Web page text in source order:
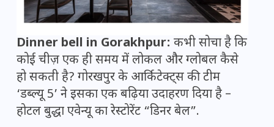
Dinner bell in Gorakhpur: कभी सोचा है कि
कोई चीज़ एक ही समय में लोकल और ग्लोबल कैसे
हो सकती है? गोरखपुर के आर्किटेक्ट्स की टीम
‘डब्ल्यू 5’ ने इसका एक बढ़िया उदाहरण दिया है –
होटल बुद्धा एवेन्यू का रेस्टोरेंट “डिनर बेल”.